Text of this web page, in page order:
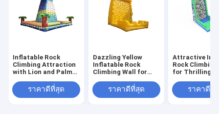
Inflatable Rock
Climbing Attraction
with Lion and Palm
Children's Outdoor
Fun
ราคาดีที่สุด
Dazzling Yellow
Inflatable Rock
Climbing Wall for
ราคาดีที่สุด
Attractive
Rock Climbing
for Thrilling
ราคาดีที่